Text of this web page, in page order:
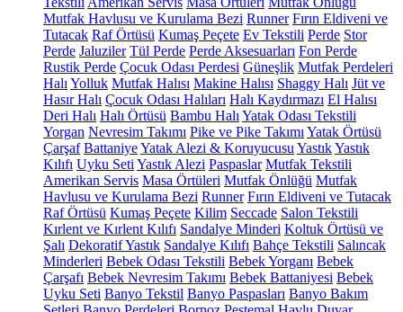
Mutfak Havlusu ve Kurulama Bezi Runner Fırın Eldiveni ve
Tutacak Raf Örtüsü Kumaş Peçete Ev Tekstili Perde Stor
Perde Jaluziler Tül Perde Perde Aksesuarları Fon Perde
Rustik Perde Çocuk Odası Perdesi Güneşlik Mutfak Perdeleri
Halı Yolluk Mutfak Halısı Makine Halısı Shaggy Halı Jüt ve
Hasır Halı Çocuk Odası Halıları Halı Kaydırmazı El Halısı
Deri Halı Halı Örtüsü Bambu Halı Yatak Odası Tekstili
Yorgan Nevresim Takımı Pike ve Pike Takımı Yatak Örtüsü
Çarşaf BattaniyeYatak Alezi & Koruyucusu YastıkYastık
Kılıfı Uyku Seti Yastık Alezi Paspaslar Mutfak Tekstili
Amerikan Servis Masa Örtüleri Mutfak Önlüğü Mutfak
Havlusu ve Kurulama Bezi Runner Fırın Eldiveni ve Tutacak
Raf Örtüsü Kumaş Peçete Kilim Seccade Salon Tekstili
Kırlent ve Kırlent Kılıfı Sandalye Minderi Koltuk Örtüsü ve
Şalı Dekoratif Yastık Sandalye Kılıfı Bahçe Tekstili Salıncak
Minderleri Bebek Odası Tekstili Bebek Yorganı Bebek
Çarşafı Bebek Nevresim Takımı Bebek Battaniyesi Bebek
Uyku Seti Banyo Tekstil Banyo Paspasları Banyo Bakım